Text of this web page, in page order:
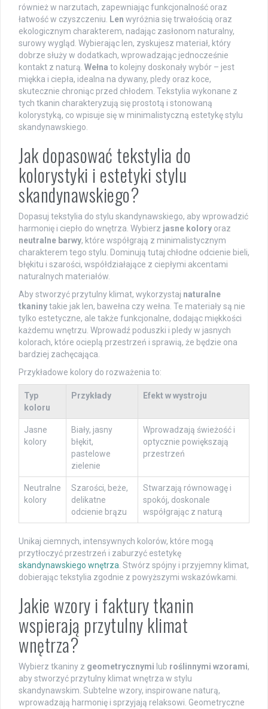
również w narzutach, zapewniając funkcjonalność oraz
łatwość w czyszczeniu. Len wyróżnia się trwałością oraz
ekologicznym charakterem, nadając zasłonom naturalny,
surowy wygląd. Wybierając len, zyskujesz materiał, który
dobrze służy w dodatkach, wprowadzając jednocześnie
kontakt z naturą. Wełna to kolejny doskonały wybór – jest
miękka i ciepła, idealna na dywany, pledy oraz koce,
skutecznie chroniąc przed chłodem. Tekstylia wykonane z
tych tkanin charakteryzują się prostotą i stonowaną
kolorystyką, co wpisuje się w minimalistyczną estetykę stylu
skandynawskiego.
Jak dopasować tekstylia do
kolorystyki i estetyki stylu
skandynawskiego?
Dopasuj tekstylia do stylu skandynawskiego, aby wprowadzić
harmonię i ciepło do wnętrza. Wybierz jasne kolory oraz
neutralne barwy, które współgrają z minimalistycznym
charakterem tego stylu. Dominują tutaj chłodne odcienie bieli,
błękitu i szarości, współdziałające z ciepłymi akcentami
naturalnych materiałów.
Aby stworzyć przytulny klimat, wykorzystaj naturalne
tkaninytakie jak len, bawełna czy wełna. Te materiały są nie
tylko estetyczne, ale także funkcjonalne, dodając miękkości
każdemu wnętrzu. Wprowadź poduszki i pledy w jasnych
kolorach, które ocieplą przestrzeń i sprawią, że będzie ona
bardziej zachęcająca.
Przykładowe kolory do rozważenia to:
Typ
koloru
Przykłady Efekt w wystroju
Jasne
kolory
Biały, jasny
błękit,
pastelowe
zielenie
Wprowadzają świeżość i
optycznie powiększają
przestrzeń
Neutralne
kolory
Szarości, beże,
delikatne
odcienie brązu
Stwarzają równowagę i
spokój, doskonale
współgrając z naturą
Unikaj ciemnych, intensywnych kolorów, które mogą
przytłoczyć przestrzeń i zaburzyć estetykę
skandynawskiego wnętrza. Stwórz spójny i przyjemny klimat,
dobierając tekstylia zgodnie z powyższymi wskazówkami.
Jakie wzory i faktury tkanin
wspierają przytulny klimat
wnętrza?
Wybierz tkaniny z geometrycznymi lub roślinnymi wzorami,
aby stworzyć przytulny klimat wnętrza w stylu
skandynawskim. Subtelne wzory, inspirowane naturą,
wprowadzają harmonię i sprzyjają relaksowi. Geometryczne